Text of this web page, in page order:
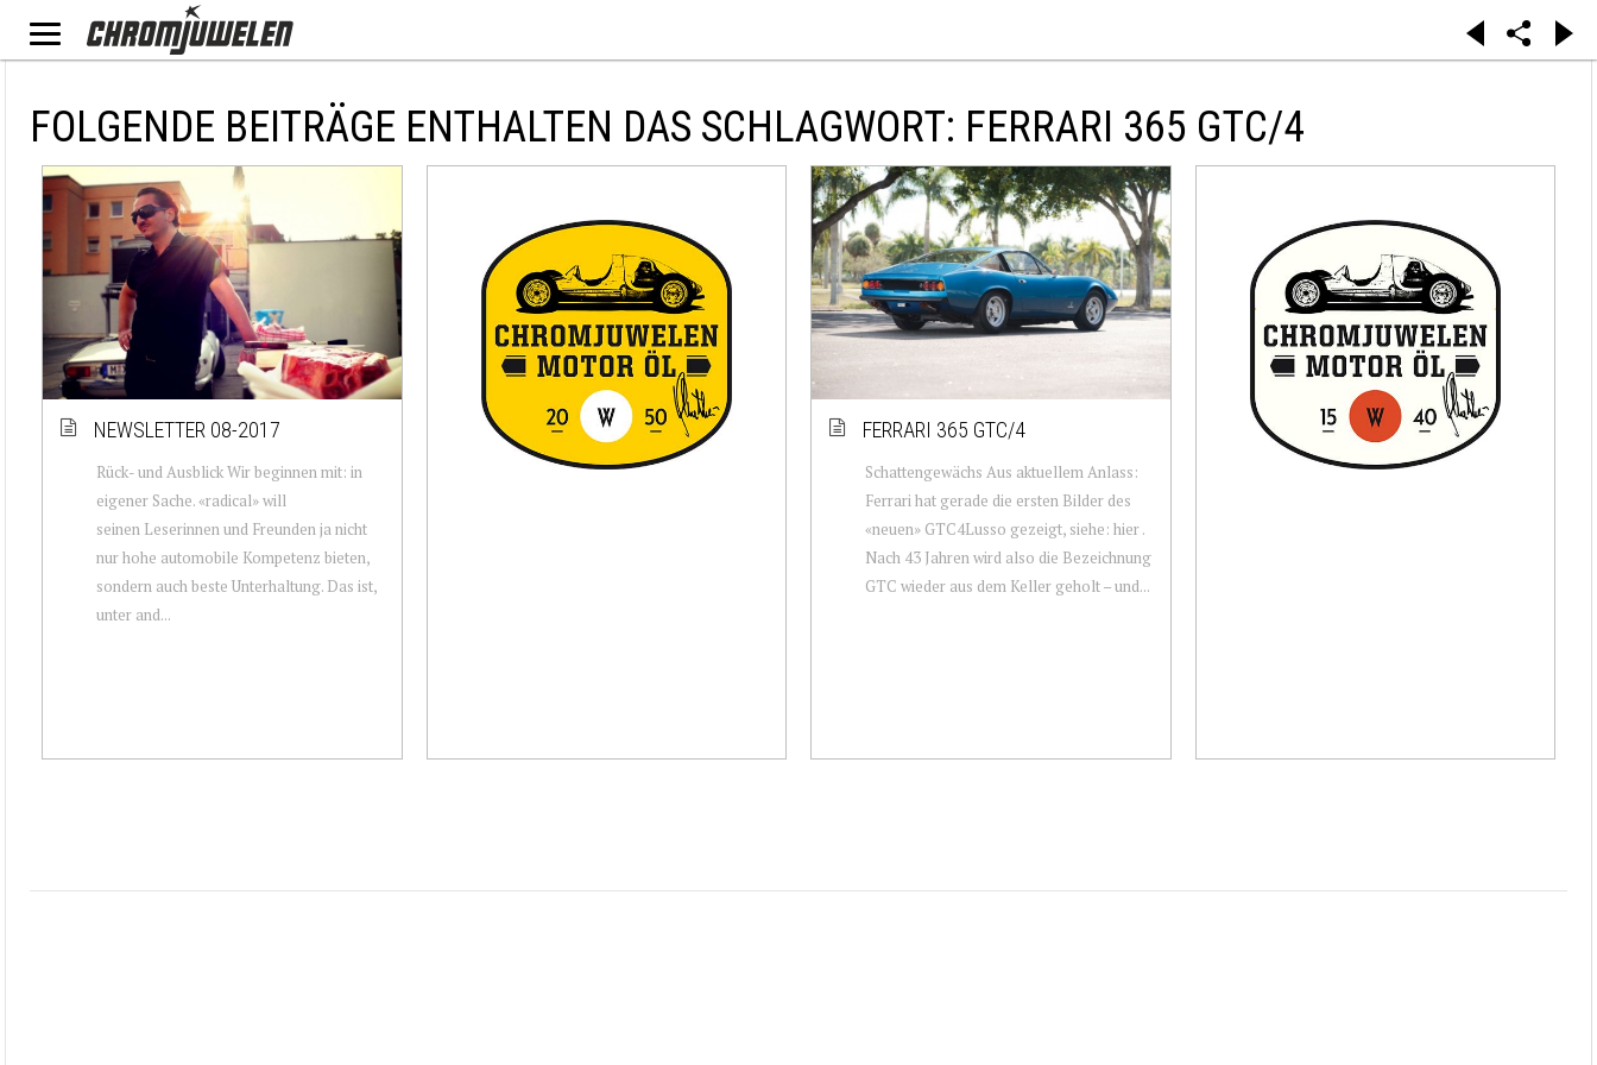
FOLGENDE BEITRÄGE ENTHALTEN DAS SCHLAGWORT: FERRARI 365 GTC/4
NEWSLETTER 08-2017
Rück- und Ausblick Wir beginnen mit: in
eigener Sache. «radical» will
seinen Leserinnen und Freunden ja nicht
nur hohe automobile Kompetenz bieten,
sondern auch beste Unterhaltung. Das ist,
unter and...
FERRARI 365 GTC/4
Schattengewächs Aus aktuellem Anlass:
Ferrari hat gerade die ersten Bilder des
«neuen» GTC4Lusso gezeigt, siehe: hier .
Nach 43 Jahren wird also die Bezeichnung
GTC wieder aus dem Keller geholt – und...